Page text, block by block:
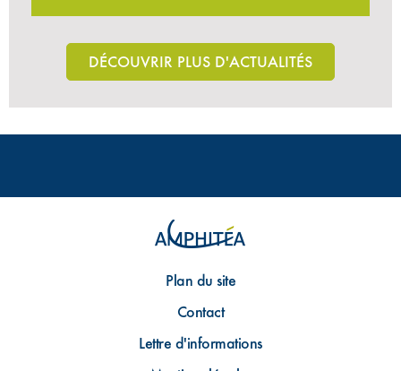
DÉCOUVRIR PLUS D'ACTUALITÉS
Plan du site
Contact
Lettre d'informations